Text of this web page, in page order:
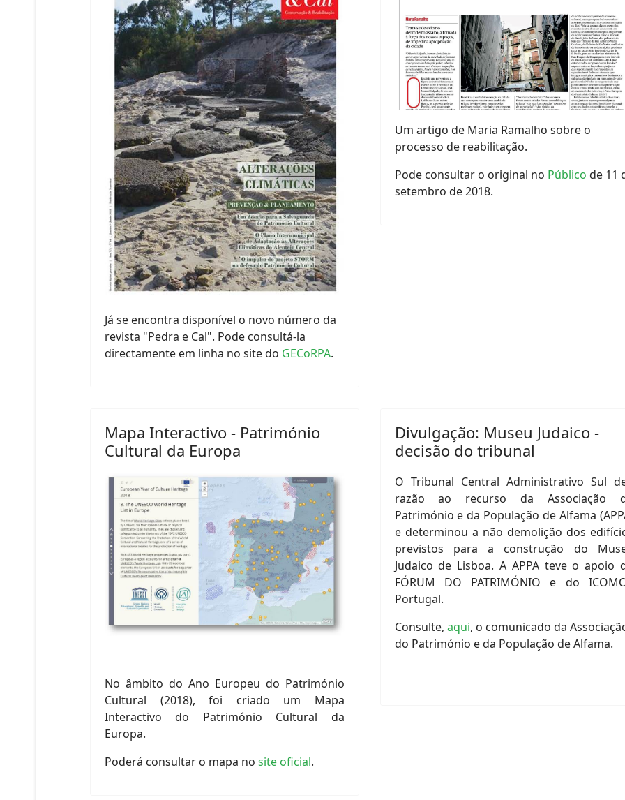
Já se encontra disponível o novo número da
revista "Pedra e Cal". Pode consultá-la
directamente em linha no site do GECoRPA.
Um artigo de Maria Ramalho sobre o
processo de reabilitação.
Pode consultar o original no Público de 11
setembro de 2018.
Mapa Interactivo - Património
Cultural da Europa
No âmbito do Ano Europeu do Património
Cultural (2018), foi criado um Mapa
Interactivo do Património Cultural da
Europa.
Poderá consultar o mapa no site oficial.
Divulgação: Museu Judaico -
decisão do tribunal
O Tribunal Central Administrativo Sul
razão ao recurso da Associação
Património e da População de Alfama
e determinou a não demolição dos
previstos para a construção do
Judaico de Lisboa. A APPA teve o apoio
FÓRUM DO PATRIMÓNIO e do
Portugal.
Consulte, aqui, o comunicado da
do Património e da População de Alfama.